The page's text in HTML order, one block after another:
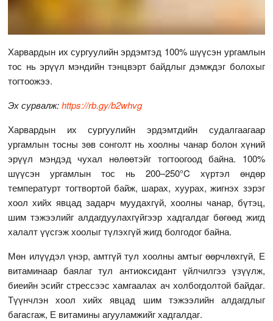
Харвардын их сургуулийн эрдэмтэд 100% шүүсэн ургамлын
тос нь эрүүл мэндийн тэнцвэрт байдлыг дэмждэг болохыг
тогтоожээ.
Эх сурвалж:https://rb.gy/b2whvg
Харвардын их сургуулийн эрдэмтдийн судалгаагаар
ургамлын тосны зөв сонголт нь хоолны чанар болон хүний
эрүүл мэндэд чухал нөлөөтэйг тогтоогоод байна. 100%
шүүсэн ургамлын тос нь 200–250°C хүртэл өндөр
температурт тогтвортой байж, шарах, хуурах, жигнэх зэрэг
хоол хийх явцад задарч муудахгүй, хоолны чанар, бүтэц,
шим тэжээлийг алдагдуулахгүйгээр хадгалдаг бөгөөд жигд
халалт үүсгэж хоолыг түлэхгүй жигд болгодог байна.
Мөн илүүдэл үнэр, амтгүй тул хоолны амтыг өөрчлөхгүй, Е
витаминаар баялаг тул антиоксидант үйлчилгээ үзүүлж,
биеийн эсийг стрессээс хамгаалах ач холбогдолтой байдаг.
Түүнчлэн хоол хийх явцад шим тэжээлийн алдагдлыг
багасгаж, Е витамины агууламжийг хадгалдаг.